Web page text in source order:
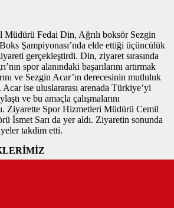
Fedai Din, Ağrılı boksör Sezgin
Şampiyonası’nda elde ettiği üçüncülük
gerçekleştirdi. Din, ziyaret sırasında
spor alanındaki başarılarını artırmak
ve Sezgin Acar’ın derecesinin mutluluk
ise uluslararası arenada Türkiye’yi
ve bu amaçla çalışmalarını
Ziyarette Spor Hizmetleri Müdürü Cemil
İsmet Sarı da yer aldı. Ziyaretin sonunda
takdim etti.